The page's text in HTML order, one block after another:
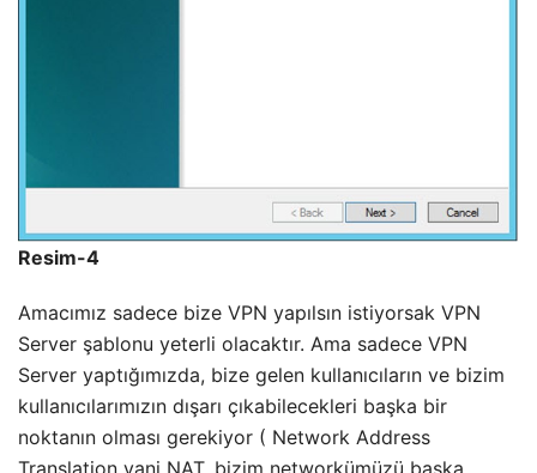
Resim-4
Amacımız sadece bize VPN yapılsın istiyorsak VPN
Server şablonu yeterli olacaktır. Ama sadece VPN
Server yaptığımızda, bize gelen kullanıcıların ve bizim
kullanıcılarımızın dışarı çıkabilecekleri başka bir
noktanın olması gerekiyor ( Network Address
Translation yani NAT, bizim networkümüzü başka